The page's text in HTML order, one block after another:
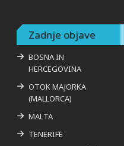
Zadnje objave
BOSNA IN
HERCEGOVINA
OTOK MAJORKA
(MALLORCA)
MALTA
TENERIFE